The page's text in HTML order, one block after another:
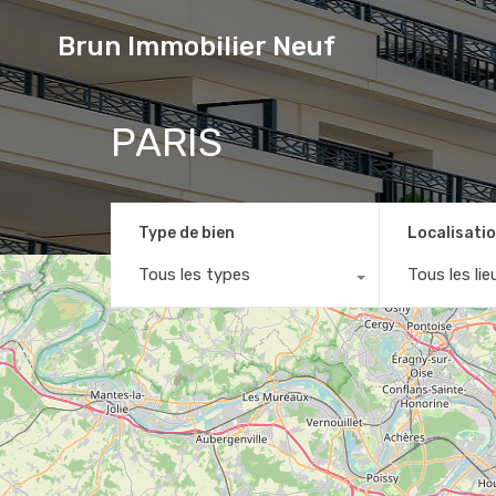
Brun Immobilier Neuf
PARIS
Type de bien
Tous les types Tous les